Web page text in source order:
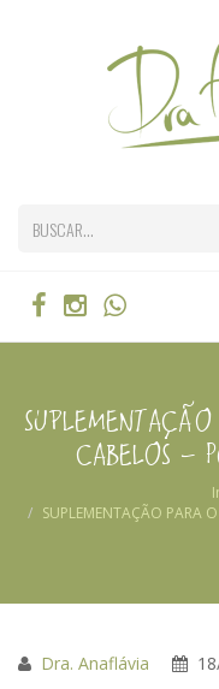
CABELOS
SUPLEMENTAÇÃO PARA
Dra. Anaflávia